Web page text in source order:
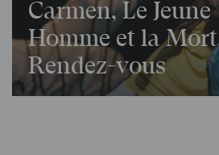
Carmen, Le Jeune
Homme et la
Rendez-vous